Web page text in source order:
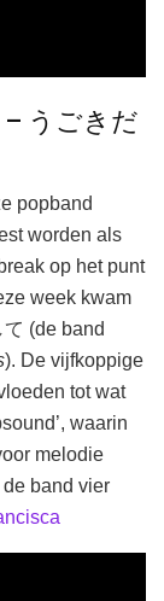
うごきだ
popband
worden als
op het punt
week kwam
(de band
). De vijfkoppige
tot wat
waarin
melodie
band vier